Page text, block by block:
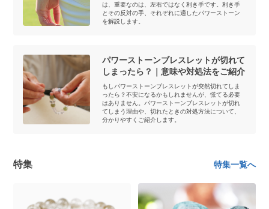
は、重要なのは、左右ではなく利き手です。利き手
とその反対の手、それぞれに適したパワーストーン
を解説します。
パワーストーンブレスレットが切れて
しまったら？｜意味や対処法をご紹介
もしパワーストーンブレスレットが突然切れてしま
ったら？不安になるかもしれませんが、慌てる必要
はありません。パワーストーンブレスレットが切れ
てしまう理由や、切れたときの対処方法について、
分かりやすくご紹介します。
特集 特集一覧へ